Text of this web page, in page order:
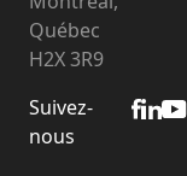
Québec
H2X 3R9
Suivez-
nous